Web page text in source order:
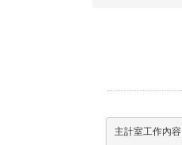
主計室工作內容